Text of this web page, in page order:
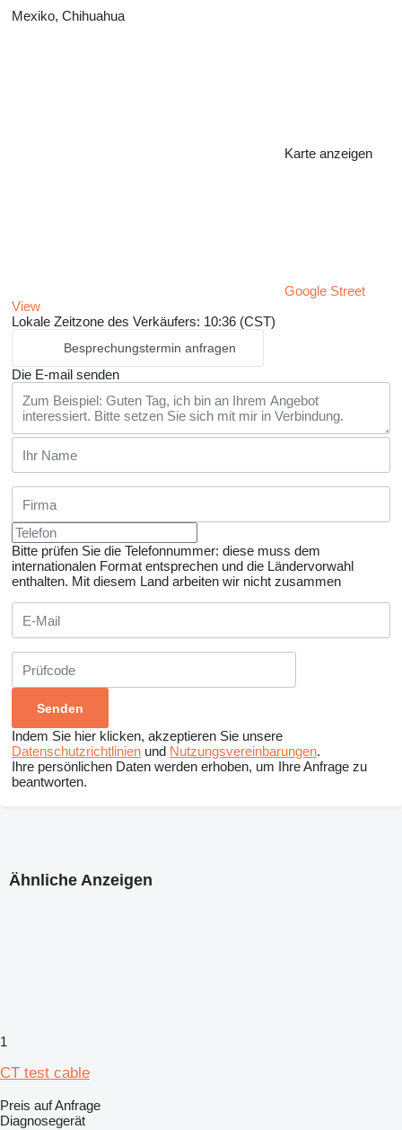
Mexiko, Chihuahua
Karte anzeigen
Google Street
View
Lokale Zeitzone des Verkäufers: 10:36 (CST)
Besprechungstermin anfragen
Die E-mail senden
Bitte prüfen Sie die Telefonnummer: diese muss dem
internationalen Format entsprechen und die Ländervorwahl
enthalten. Mit diesem Land arbeiten wir nicht zusammen
Indem Sie hier klicken, akzeptieren Sie unsere
Datenschutzrichtlinien und Nutzungsvereinbarungen.
Ihre persönlichen Daten werden erhoben, um Ihre Anfrage zu
beantworten.
Ähnliche Anzeigen
1
CT test cable
Preis auf Anfrage
Diagnosegerät